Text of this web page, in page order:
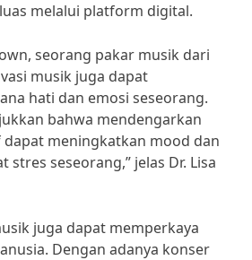
melalui platform digital.
seorang pakar musik dari
musik juga dapat
hati dan emosi seseorang.
bahwa mendengarkan
meningkatkan mood dan
seseorang,” jelas Dr. Lisa
juga dapat memperkaya
Dengan adanya konser